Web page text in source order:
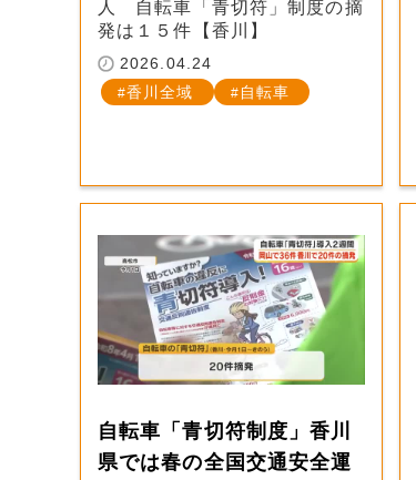
人 自転車「青切符」制度の摘
発は１５件【香川】
2026.04.24
香川全域
自転車
自転車「青切符制度」香川
県では春の全国交通安全運